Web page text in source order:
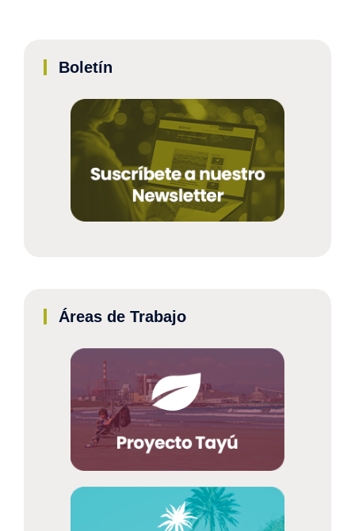
Boletín
Áreas de Trabajo